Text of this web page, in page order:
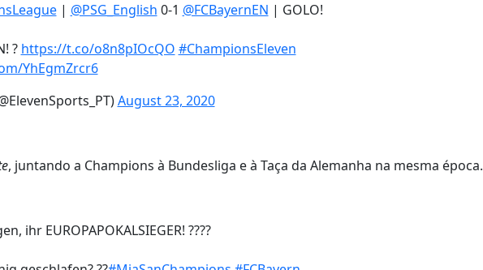
| @PSG_English 0-1 @FCBayernEN | GOLO!
? https://t.co/o8n8pIOcQO #ChampionsEleven
YhEgmZrcr6
August 23, 2020
, juntando a Champions à Bundesliga e à Taça da Alemanha na mesma época.
ihr EUROPAPOKALSIEGER! ????